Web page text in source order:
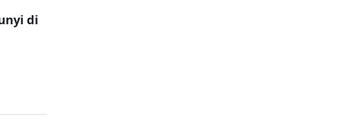
di